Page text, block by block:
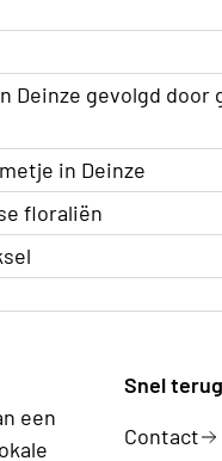
Deinze gevolgd door
in Deinze
floraliën
een
Snel
Contact